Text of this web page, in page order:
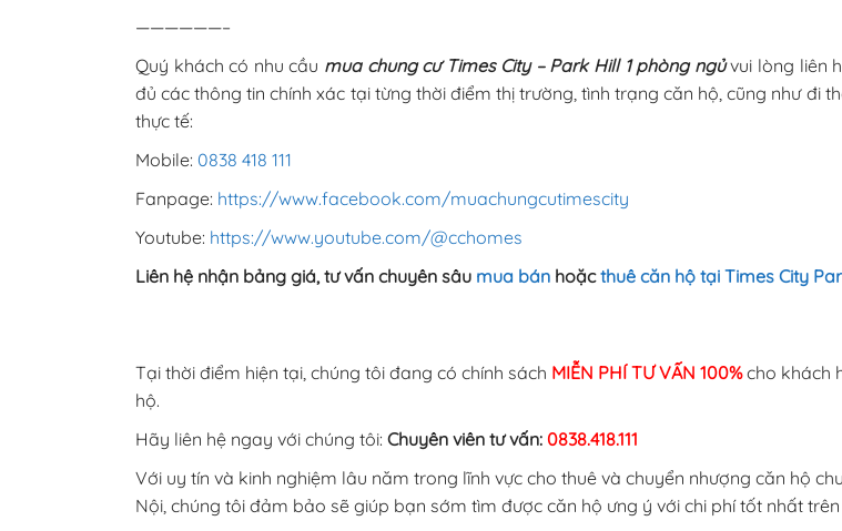
——————–
Quý khách có nhu cầu mua chung cư Times City – Park Hill 1 phòng ngủvui lòng liên
đủ các thông tin chính xác tại từng thời điểm thị trường, tình trạng căn hộ, cũng như đi
thực tế:
Mobile: 0838 418 111
Fanpage: https://www.facebook.com/muachungcutimescity
Youtube: https://www.youtube.com/@cchomes
Liên hệ nhận bảng giá, tư vấn chuyên sâu mua bán hoặcthuê căn hộ tại Times City
Tại thời điểm hiện tại, chúng tôi đang có chính sách MIỄN PHÍ TƯ VẤN 100%cho khách
hộ.
Hãy liên hệ ngay với chúng tôi: Chuyên viên tư vấn: 0838.418.111
Với uy tín và kinh nghiệm lâu năm trong lĩnh vực cho thuê và chuyển nhượng căn hộ
Nội, chúng tôi đảm bảo sẽ giúp bạn sớm tìm được căn hộ ưng ý với chi phí tốt nhất